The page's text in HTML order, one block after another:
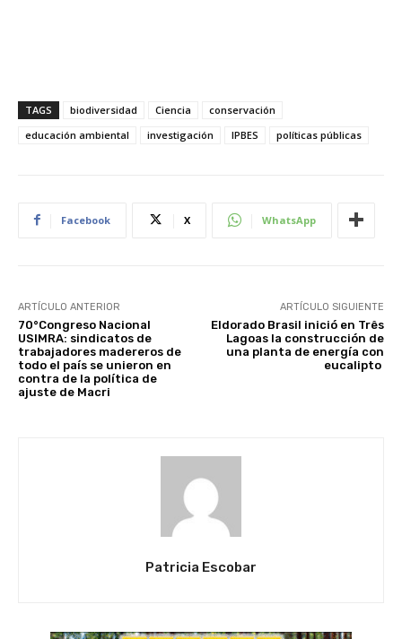
TAGS biodiversidad Ciencia
conservación
educación ambiental
investigación IPBES políticas públicas
Facebook X WhatsApp
ARTÍCULO ANTERIOR
70°Congreso Nacional
USIMRA: sindicatos de
trabajadores madereros de
todo el país se unieron en
contra de la política de
ajuste de Macri
ARTÍCULO SIGUIENTE
Eldorado Brasil inició en Três
Lagoas la construcción de
una planta de energía con
eucalipto
Patricia Escobar